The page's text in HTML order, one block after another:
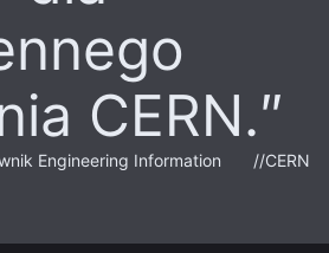
CERN.
Engineering Information
//CERN